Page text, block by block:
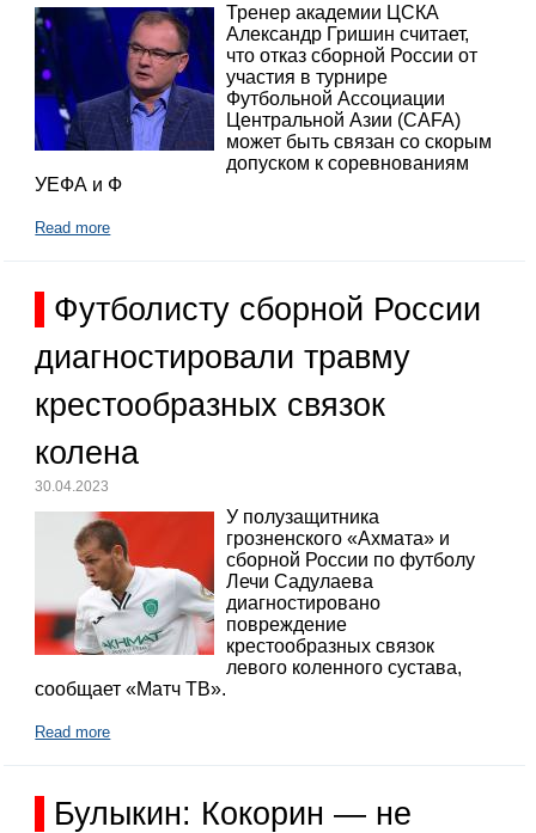
Тренер академии ЦСКА
Александр Гришин считает,
что отказ сборной России от
участия в турнире
Футбольной Ассоциации
Центральной Азии (CAFA)
может быть связан со скорым
допуском к соревнованиям
УЕФА и Ф
Read more
Футболисту сборной России
диагностировали травму
крестообразных связок
колена
30.04.2023
У полузащитника
грозненского «Ахмата» и
сборной России по футболу
Лечи Садулаева
диагностировано
повреждение
крестообразных связок
левого коленного сустава,
сообщает «Матч ТВ».
Read more
Булыкин: Кокорин — не